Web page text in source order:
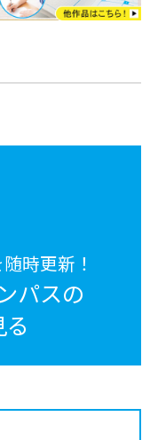
時更新！
パスの